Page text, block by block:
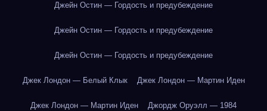
Джейн Остин — Гордость и предубеждение
Джейн Остин — Гордость и предубеждение
Джейн Остин — Гордость и предубеждение
Джек Лондон — Белый Клык Джек Лондон — Мартин Иден
Джек Лондон — Мартин Иден Джордж Оруэлл — 1984